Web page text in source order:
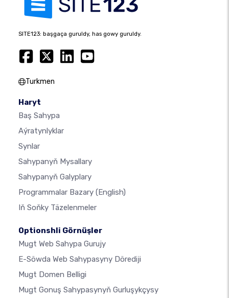
SITE123: başgaça guruldy, has gowy guruldy.
Turkmen
Haryt
Baş Sahypa
Aýratynlyklar
Synlar
Sahypanyň Mysallary
Sahypanyň Galyplary
Programmalar Bazary (English)
Iň Soňky Täzelenmeler
Optionshli Görnüşler
Mugt Web Sahypa Gurujy
E-Söwda Web Sahypasyny Dörediji
Mugt Domen Belligi
Mugt Gonuş Sahypasynyň Gurluşykçysy